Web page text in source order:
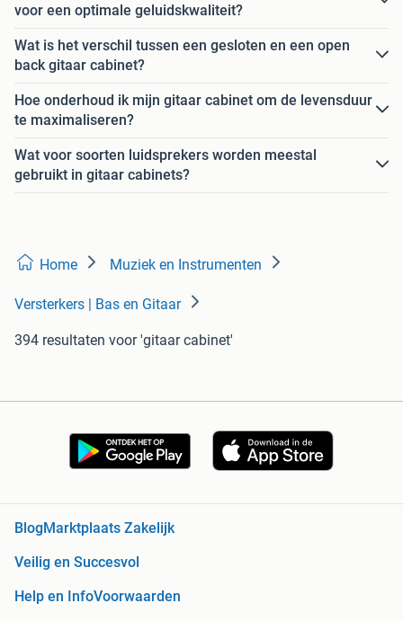
voor een optimale geluidskwaliteit?
Wat is het verschil tussen een gesloten en een open
back gitaar cabinet?
Hoe onderhoud ik mijn gitaar cabinet om de levensduur
te maximaliseren?
Wat voor soorten luidsprekers worden meestal
gebruikt in gitaar cabinets?
Home Muziek en Instrumenten
Versterkers | Bas en Gitaar
394 resultaten voor 'gitaar cabinet'
BlogMarktplaats Zakelijk
Veilig en Succesvol
Help en InfoVoorwaarden